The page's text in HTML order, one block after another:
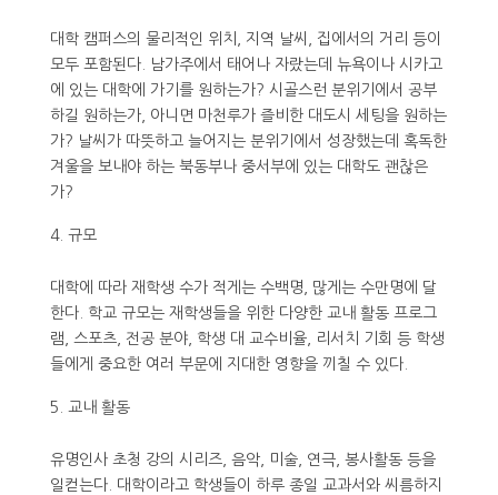
대학 캠퍼스의 물리적인 위치, 지역 날씨, 집에서의 거리 등이
모두 포함된다. 남가주에서 태어나 자랐는데 뉴욕이나 시카고
에 있는 대학에 가기를 원하는가? 시골스런 분위기에서 공부
하길 원하는가, 아니면 마천루가 즐비한 대도시 세팅을 원하는
가? 날씨가 따뜻하고 늘어지는 분위기에서 성장했는데 혹독한
겨울을 보내야 하는 북동부나 중서부에 있는 대학도 괜찮은
가?
규모
대학에 따라 재학생 수가 적게는 수백명, 많게는 수만명에 달
한다. 학교 규모는 재학생들을 위한 다양한 교내 활동 프로그
램, 스포츠, 전공 분야, 학생 대 교수비율, 리서치 기회 등 학생
들에게 중요한 여러 부문에 지대한 영향을 끼칠 수 있다.
교내 활동
유명인사 초청 강의 시리즈, 음악, 미술, 연극, 봉사활동 등을
일컫는다. 대학이라고 학생들이 하루 종일 교과서와 씨름하지